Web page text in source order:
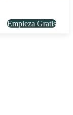
Empieza Gratis